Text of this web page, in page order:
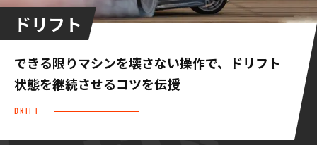
ドリフト
できる限りマシンを壊さない操作で、
ドリフト
状態を継続させるコツを伝授
DRIFT